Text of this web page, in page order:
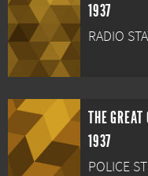
1937
RADIO
THE
1937
POLICE